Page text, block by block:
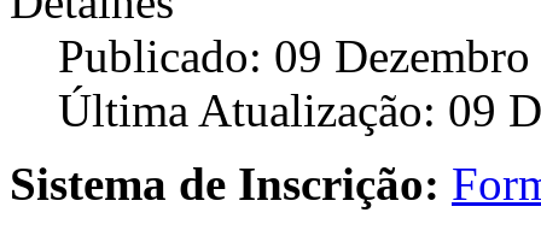
Publicado: 09
Última Atualização: 09
Sistema de Inscrição: